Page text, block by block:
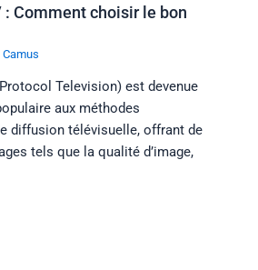
Comment choisir le bon
Television) est devenue
aux méthodes
diffusion télévisuelle, offrant de
tels que la qualité d’image,